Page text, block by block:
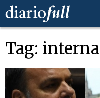
Tag: interna